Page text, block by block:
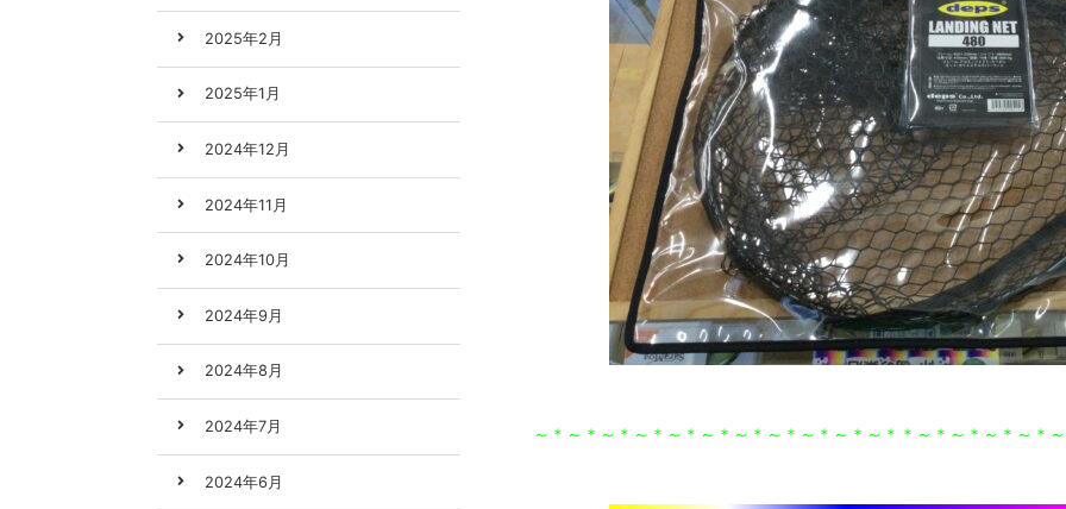
～＊～＊～＊～＊～＊～＊～＊～＊～＊～＊～＊＊～＊～＊～＊～＊
2025年2月
2025年1月
2024年12月
2024年11月
2024年10月
2024年9月
2024年8月
2024年7月
2024年6月